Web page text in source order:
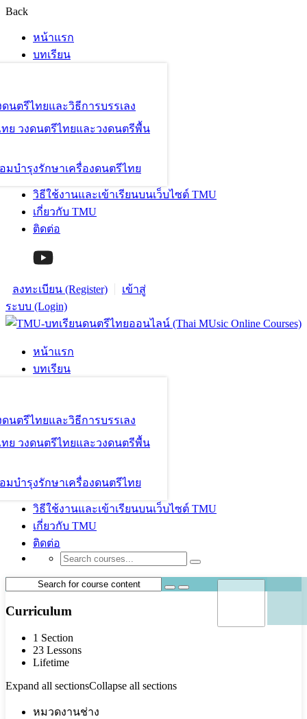
Back
หน้าแรก
บทเรียน
ดนตรีไทยและวิธีการบรรเลง
ทย วงดนตรีไทยและวงดนตรีพื้น
มบำรุงรักษาเครื่องดนตรีไทย
วิธีใช้งานและเข้าเรียนบนเว็บไซต์ TMU
เกี่ยวกับ TMU
ติดต่อ
ลงทะเบียน (Register)
เข้าสู่
ระบบ (Login)
หน้าแรก
บทเรียน
ดนตรีไทยและวิธีการบรรเลง
ทย วงดนตรีไทยและวงดนตรีพื้น
มบำรุงรักษาเครื่องดนตรีไทย
วิธีใช้งานและเข้าเรียนบนเว็บไซต์ TMU
เกี่ยวกับ TMU
ติดต่อ
Curriculum
1 Section
23 Lessons
Lifetime
Expand all sectionsCollapse all sections
หมวดงานช่าง